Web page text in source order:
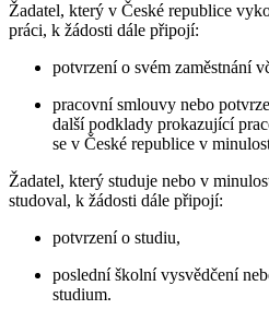
Žadatel, který v České republice
práci, k žádosti dále připojí:
potvrzení o svém zaměstnání
pracovní smlouvy nebo
další podklady prokazující
se v České republice v
Žadatel, který studuje nebo v
studoval, k žádosti dále připojí:
potvrzení o studiu,
poslední školní vysvědčení
studium.